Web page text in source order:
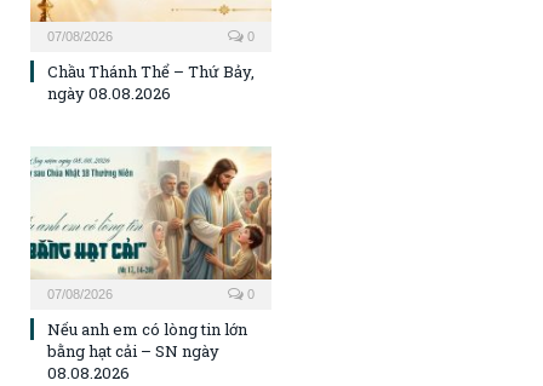
07/08/2026 0
Chầu Thánh Thể – Thứ Bảy,
ngày 08.08.2026
07/08/2026 0
Nếu anh em có lòng tin lớn
bằng hạt cải – SN ngày
08.08.2026